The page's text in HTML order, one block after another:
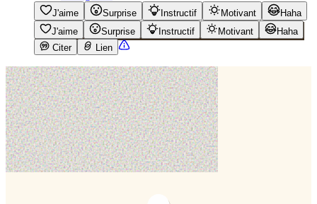
J'aime Surprise Instructif Motivant
Haha
J'aime
Surprise Instructif Motivant
Haha
Citer
Lien